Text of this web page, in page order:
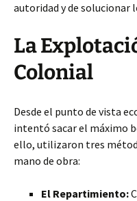
autoridad y de solucionar
La
Colonial
Desde el punto de vista
intentó sacar el máximo
ello, utilizaron tres
mano de obra:
El Repartimiento: